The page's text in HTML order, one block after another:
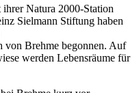
Natura 2000-Station
Sielmann Stiftung haben
von Brehme begonnen. Auf
werden Lebensräume für